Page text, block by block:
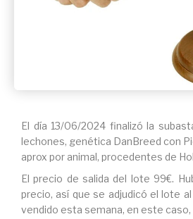
El día 13/06/2024 finalizó la
lechones, genética DanBreed con
aprox por animal, procedentes de
El precio de salida del lote 99€.
precio, así que se adjudicó el lote
vendido esta semana, en este